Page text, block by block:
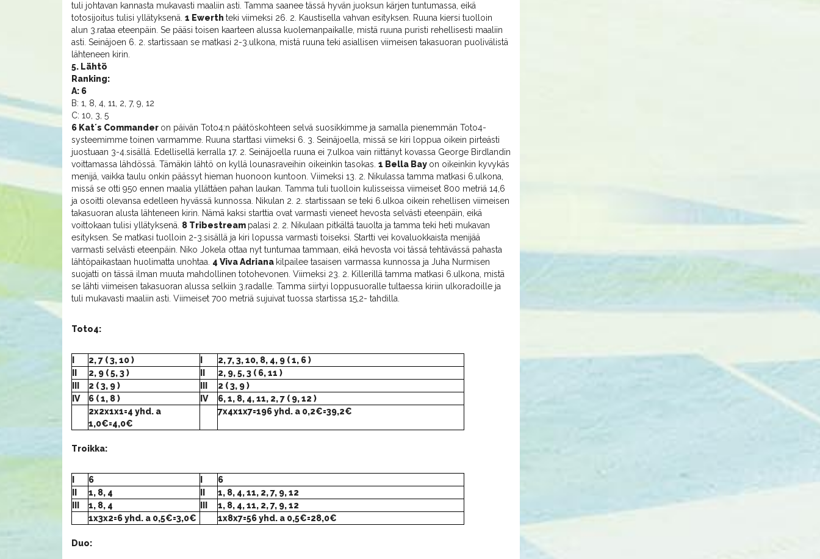
tuli johtavan kannasta mukavasti maaliin asti. Tamma saanee tässä hyvän juoksun kärjen tuntumassa, eikä
totosijoitus tulisi yllätyksenä. 1 Ewerth teki viimeksi 26. 2. Kaustisella vahvan esityksen. Ruuna kiersi tuolloin
alun 3.rataa eteenpäin. Se pääsi toisen kaarteen alussa kuolemanpaikalle, mistä ruuna puristi rehellisesti maaliin
asti. Seinäjoen 6. 2. startissaan se matkasi 2-3.ulkona, mistä ruuna teki asiallisen viimeisen takasuoran puolivälistä
lähteneen kirin.
5. Lähtö
Ranking:
A: 6
B: 1, 8, 4, 11, 2, 7, 9, 12
C: 10, 3, 5
6 Kat´s Commander on päivän Toto4:n päätöskohteen selvä suosikkimme ja samalla pienemmän Toto4-
systeemimme toinen varmamme. Ruuna starttasi viimeksi 6. 3. Seinäjoella, missä se kiri loppua oikein pirteästi
juostuaan 3-4.sisällä. Edellisellä kerralla 17. 2. Seinäjoella ruuna ei 7.ulkoa vain riittänyt kovassa George Birdlandin
voittamassa lähdössä. Tämäkin lähtö on kyllä lounasraveihin oikeinkin tasokas. 1 Bella Bay on oikeinkin kyvykäs
menijä, vaikka taulu onkin päässyt hieman huonoon kuntoon. Viimeksi 13. 2. Nikulassa tamma matkasi 6.ulkona,
missä se otti 950 ennen maalia yllättäen pahan laukan. Tamma tuli tuolloin kulisseissa viimeiset 800 metriä 14,6
ja osoitti olevansa edelleen hyvässä kunnossa. Nikulan 2. 2. startissaan se teki 6.ulkoa oikein rehellisen viimeisen
takasuoran alusta lähteneen kirin. Nämä kaksi starttia ovat varmasti vieneet hevosta selvästi eteenpäin, eikä
voittokaan tulisi yllätyksenä. 8 Tribestream palasi 2. 2. Nikulaan pitkältä tauolta ja tamma teki heti mukavan
esityksen. Se matkasi tuolloin 2-3.sisällä ja kiri lopussa varmasti toiseksi. Startti vei kovaluokkaista menijää
varmasti selvästi eteenpäin. Niko Jokela ottaa nyt tuntumaa tammaan, eikä hevosta voi tässä tehtävässä pahasta
lähtöpaikastaan huolimatta unohtaa. 4 Viva Adriana kilpailee tasaisen varmassa kunnossa ja Juha Nurmisen
suojatti on tässä ilman muuta mahdollinen totohevonen. Viimeksi 23. 2. Killerillä tamma matkasi 6.ulkona, mistä
se lähti viimeisen takasuoran alussa selkiin 3.radalle. Tamma siirtyi loppusuoralle tultaessa kiriin ulkoradoille ja
tuli mukavasti maaliin asti. Viimeiset 700 metriä sujuivat tuossa startissa 15,2- tahdilla.
Toto4:
2, 7 ( 3, 10 )
2, 7, 3, 10, 8, 4, 9 ( 1, 6 )
2, 9 ( 5, 3 )
2, 9, 5, 3 ( 6, 11 )
2 ( 3, 9 )
2 ( 3, 9 )
IV
6 ( 1, 8 ) IV
6, 1, 8, 4, 11, 2, 7 ( 9, 12 )
2x2x1x1=4 yhd. a
1,0€=4,0€
7x4x1x7=196 yhd. a 0,2€=39,2€
Troikka:
6
6
1, 8, 4
1, 8, 4, 11, 2, 7, 9, 12
1, 8, 4
1, 8, 4, 11, 2, 7, 9, 12
1x3x2=6 yhd. a 0,5€=3,0€
1x8x7=56 yhd. a 0,5€=28,0€
Duo: